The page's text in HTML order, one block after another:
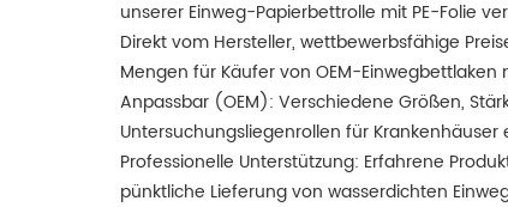
unserer Einweg-Papierbettrolle mit PE-Folie
Direkt vom Hersteller, wettbewerbsfähige
Mengen für Käufer von OEM-Einwegbettlaken
Anpassbar (OEM): Verschiedene Größen,
Untersuchungsliegenrollen für Krankenhäuser
Professionelle Unterstützung: Erfahrene
pünktliche Lieferung von wasserdichten